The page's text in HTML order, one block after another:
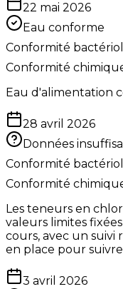
22 mai 2026
Eau conforme
Conformité
Conformité
Eau d'alimentation
28 avril 2026
Données
Conformité
Conformité
Les teneurs en
valeurs limites
cours, avec un suivi
en place pour
3 avril 2026